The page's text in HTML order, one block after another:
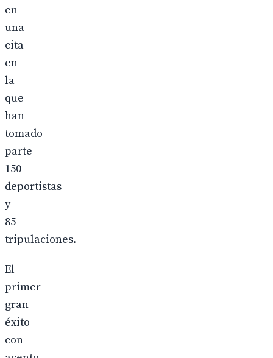
en
una
cita
en
la
que
han
tomado
parte
150
deportistas
y
85
tripulaciones.
El
primer
gran
éxito
con